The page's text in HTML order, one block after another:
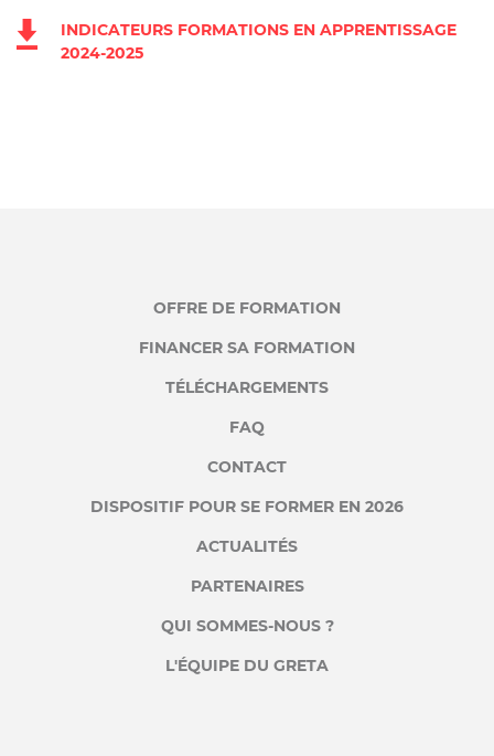
INDICATEURS FORMATIONS EN APPRENTISSAGE
2024-2025
OFFRE DE FORMATION
FINANCER SA FORMATION
TÉLÉCHARGEMENTS
FAQ
CONTACT
DISPOSITIF POUR SE FORMER EN 2026
ACTUALITÉS
PARTENAIRES
QUI SOMMES-NOUS ?
L'ÉQUIPE DU GRETA